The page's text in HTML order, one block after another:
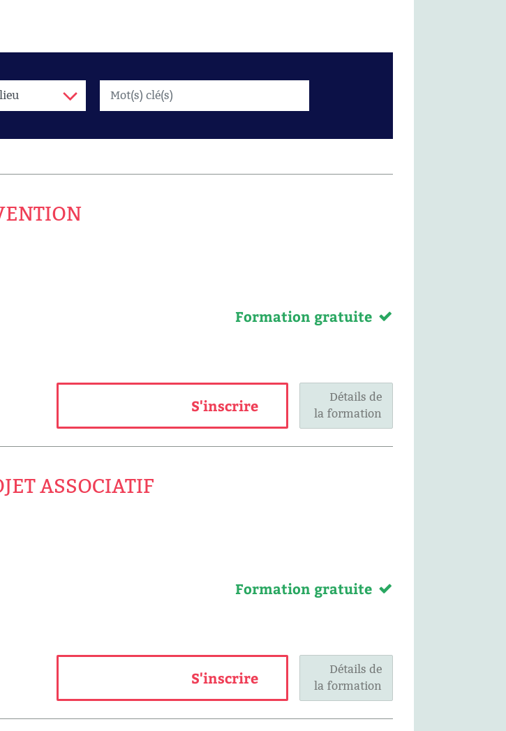
Formation gratuite
S'inscrire
Détails de
la formation
ASSOCIATIF
Formation gratuite
S'inscrire
Détails de
la formation